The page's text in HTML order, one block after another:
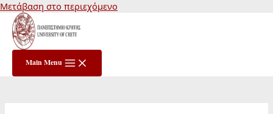
Μετάβαση στο περιεχόμενο
Main Menu